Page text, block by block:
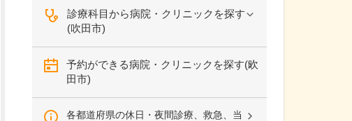
診療科目から病院・クリニックを探す
(吹田市)
予約ができる病院・クリニックを探す(吹
田市)
各都道府県の休日・夜間診療、救急、当